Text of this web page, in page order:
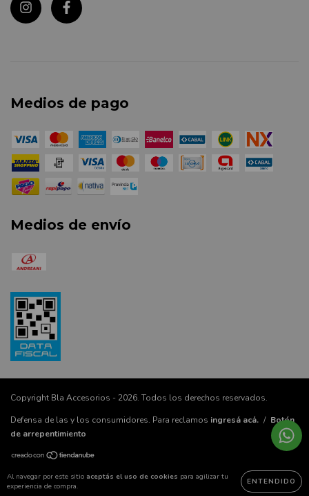
Al navegar por este sitio aceptás el uso de cookies para agilizar tu
experiencia de compra.
ENTENDIDO
Medios de pago
Medios de envío
Copyright Bla Accesorios - 2026. Todos los derechos reservados.
Defensa de las y los consumidores. Para reclamos ingresá acá. / Botón
de arrepentimiento